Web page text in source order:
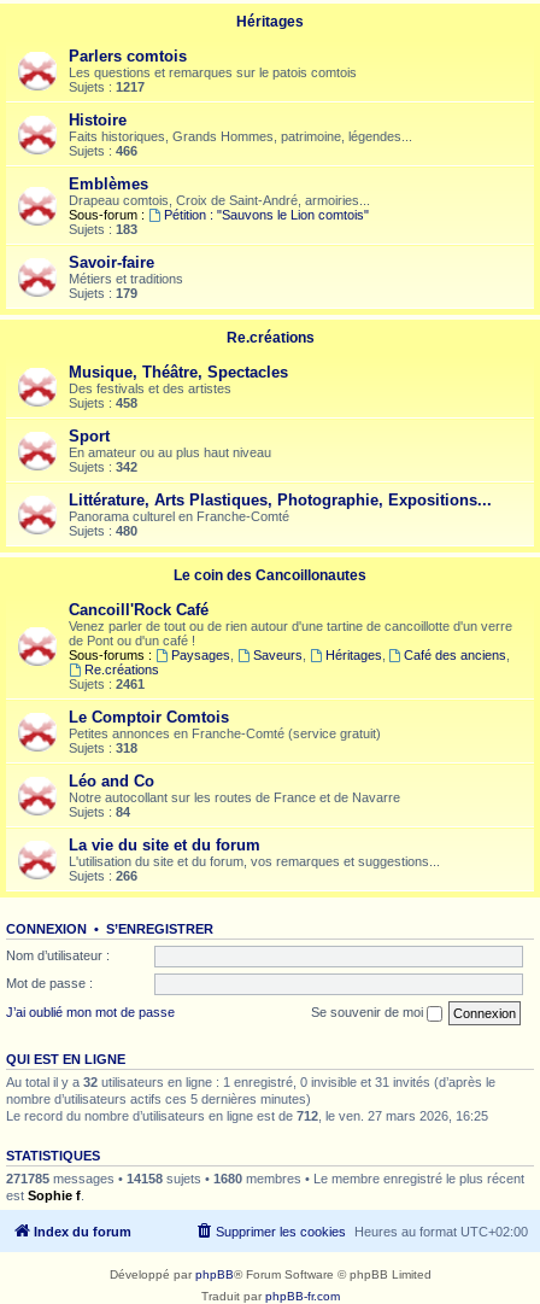
Héritages
Parlers comtois
Les questions et remarques sur le patois comtois
Sujets : 1217
Histoire
Faits historiques, Grands Hommes, patrimoine, légendes...
Sujets : 466
Emblèmes
Drapeau comtois, Croix de Saint-André, armoiries...
Sous-forum :
Pétition : "Sauvons le Lion comtois"
Sujets : 183
Savoir-faire
Métiers et traditions
Sujets : 179
Re.créations
Musique, Théâtre, Spectacles
Des festivals et des artistes
Sujets : 458
Sport
En amateur ou au plus haut niveau
Sujets : 342
Littérature, Arts Plastiques, Photographie, Expositions...
Panorama culturel en Franche-Comté
Sujets : 480
Le coin des Cancoillonautes
Cancoill'Rock Café
Venez parler de tout ou de rien autour d'une tartine de cancoillotte d'un verre
de Pont ou d'un café !
Sous-forums :
Paysages Saveurs Héritages Café des anciens
Re.créations
Sujets : 2461
Le Comptoir Comtois
Petites annonces en Franche-Comté (service gratuit)
Sujets : 318
Léo and Co
Notre autocollant sur les routes de France et de Navarre
Sujets : 84
La vie du site et du forum
L'utilisation du site et du forum, vos remarques et suggestions...
Sujets : 266
CONNEXION • S’ENREGISTRER
Nom d’utilisateur :
Mot de passe :
J’ai oublié mon mot de passe
Se souvenir de moi
QUI EST EN LIGNE
Au total il y a 32 utilisateurs en ligne : 1 enregistré, 0 invisible et 31 invités (d’après le
nombre d’utilisateurs actifs ces 5 dernières minutes)
Le record du nombre d’utilisateurs en ligne est de 712 , le ven. 27 mars 2026, 16:25
STATISTIQUES
271785 messages • 14158 sujets • 1680 membres • Le membre enregistré le plus récent
est Sophie f
Index du forum Heures au format UTC+02:00
Supprimer les cookies
Développé parphpBB® Forum Software © phpBB Limited
Traduit parphpBB-fr.com